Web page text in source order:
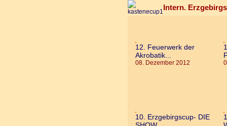
Intern.
12. Feuerwerk der
Akrobatik...
08. Dezember 2012
10. Erzgebirgscup- DIE